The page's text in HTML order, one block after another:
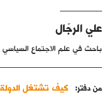
كتّابنا
الأرشيف
علي الرجّال
باحث في علم الاجتماع
من دفتر: كيف تشتغل